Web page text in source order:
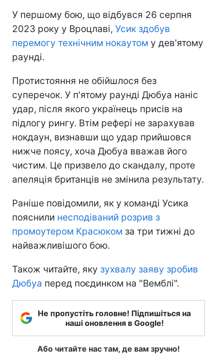
У першому бою, що відбувся 26 серпня
2023 року у Вроцлаві, Усик здобув
перемогу технічним нокаутом у дев'ятому
раунді.
Протистояння не обійшлося без
суперечок. У п'ятому раунді Дюбуа наніс
удар, після якого українець присів на
підлогу рингу. Втім рефері не зарахував
нокдаун, визнавши що удар прийшовся
нижче поясу, хоча Дюбуа вважав його
чистим. Це призвело до скандалу, проте
апеляція британців не змінила результату.
Раніше повідомили, як у команді Усика
пояснили несподіваний розрив з
промоутером Красюком за три тижні до
найважливішого бою.
Також читайте, яку зухвалу заяву зробив
Дюбуа перед поєдинком на "Вемблі".
Не пропустіть головне! Підпишіться на
наші оновлення в Google!
Або читайте нас там, де вам зручно!